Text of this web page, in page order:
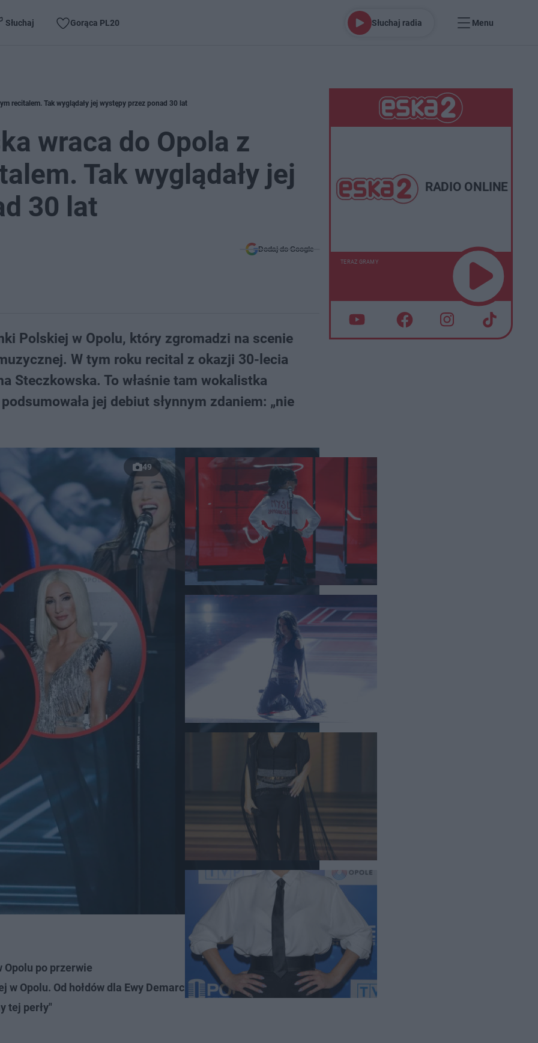
Słuchaj Gorąca PL20 Słuchaj radia Menu
recitalem. Tak wyglądały jej występy przez ponad 30 lat
wraca do Opola z
Tak wyglądały jej
30 lat
Dodaj do Google
Polskiej w Opolu, który zgromadzi na scenie
W tym roku recital z okazji 30-lecia
Steczkowska. To właśnie tam wokalistka
jej debiut słynnym zdaniem: „nie
49
po przerwie
Opolu. Od hołdów dla Ewy Demarczyk po duet z Ireną Jarocką
tej perły"
RADIO ONLINE
TERAZ GRAMY